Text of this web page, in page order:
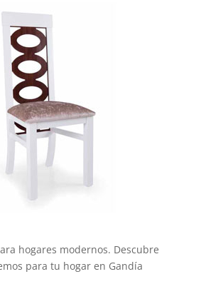
hogares modernos. Descubre
para tu hogar en Gandía